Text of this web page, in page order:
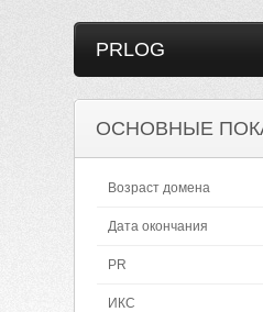
PRLOG
ОСНОВНЫЕ
Возраст домена
Дата окончания
PR
ИКС